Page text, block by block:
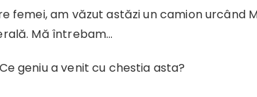
femei, am văzut astăzi un camion urcând
Mă întrebam…
geniu a venit cu chestia asta?